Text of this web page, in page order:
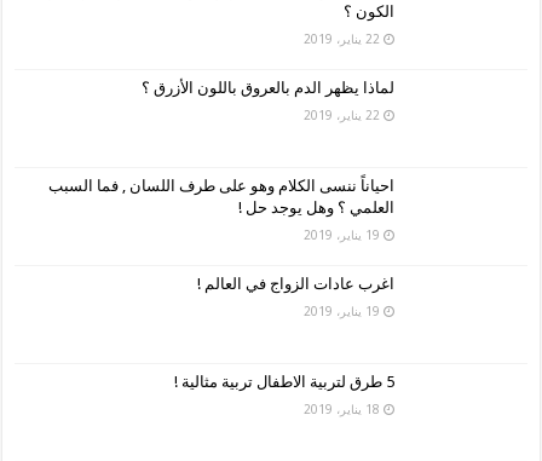
الكون ؟
22 يناير، 2019
لماذا يظهر الدم بالعروق باللون الأزرق ؟
22 يناير، 2019
احياناً ننسى الكلام وهو على طرف اللسان , فما السبب
العلمي ؟ وهل يوجد حل !
19 يناير، 2019
اغرب عادات الزواج في العالم !
19 يناير، 2019
5 طرق لتربية الاطفال تربية مثالية !
18 يناير، 2019